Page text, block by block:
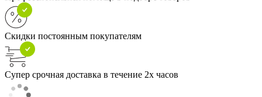
Скидки постоянным покупателям
Супер срочная доставка в течение 2х часов